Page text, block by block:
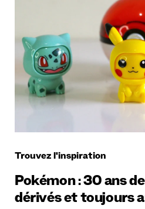
Trouvez l'inspiration
Pokémon : 30 ans
dérivés et toujours